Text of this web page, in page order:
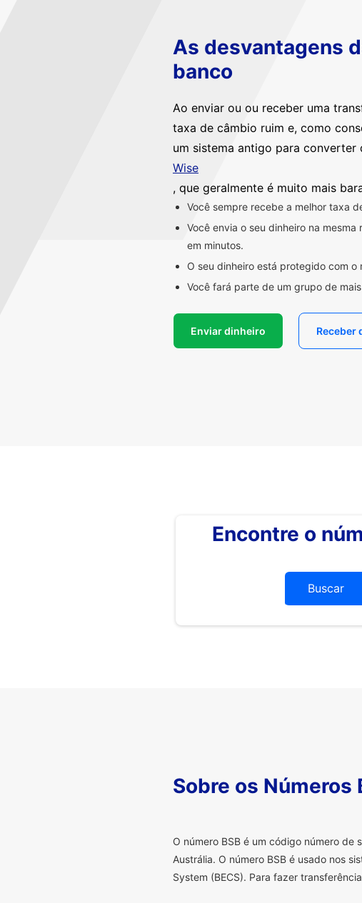
As desvantagens
banco
Ao enviar ou ou receber uma
taxa de câmbio ruim e, como
um sistema antigo para converter
Wise
, que geralmente é muito mais
Você sempre recebe a melhor taxa
Você envia o seu dinheiro na
em minutos.
O seu dinheiro está protegido com
Você fará parte de um grupo de
Enviar dinheiro Receber
Encontre o
Buscar
Sobre os Números
O número BSB é um código número
Austrália. O número BSB é usado nos
System (BECS). Para fazer